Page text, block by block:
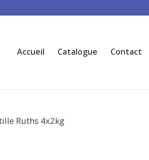
Accueil Catalogue Contact
Ruths 4x2kg